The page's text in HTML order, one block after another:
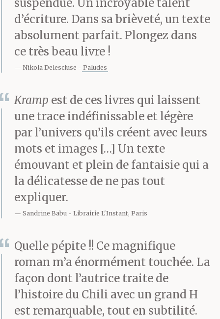
suspendue. Un incroyable talent
d’écriture. Dans sa brièveté, un texte
absolument parfait. Plongez dans
ce très beau livre !
Nikola Delescluse Paludes
Kramp est de ces livres qui laissent
une trace indéfinissable et légère
par l’univers qu’ils créent avec leurs
mots et images […] Un texte
émouvant et plein de fantaisie qui a
la délicatesse de ne pas tout
expliquer.
Sandrine Babu Librairie L'Instant, Paris
Quelle pépite !! Ce magnifique
roman m’a énormément touchée. La
façon dont l’autrice traite de
l’histoire du Chili avec un grand H
est remarquable, tout en subtilité.